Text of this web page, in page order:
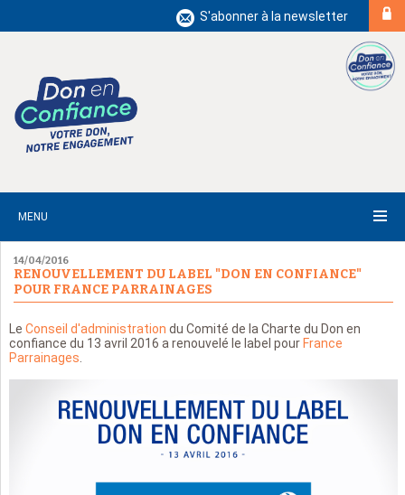
S'abonner à la newsletter
MENU
14/04/2016
RENOUVELLEMENT DU LABEL "DON EN CONFIANCE"
POUR FRANCE PARRAINAGES
Le Conseil d'administration du Comité de la Charte du Don en
confiance du 13 avril 2016 a renouvelé le label pour France
Parrainages